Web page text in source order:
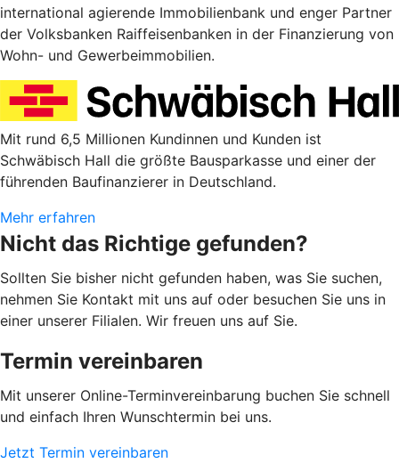
international agierende Immobilienbank und enger Partner
der Volksbanken Raiffeisenbanken in der Finanzierung von
Wohn- und Gewerbeimmobilien.
Mit rund 6,5 Millionen Kundinnen und Kunden ist
Schwäbisch Hall die größte Bausparkasse und einer der
führenden Baufinanzierer in Deutschland.
Mehr erfahren
Nicht das Richtige gefunden?
Sollten Sie bisher nicht gefunden haben, was Sie suchen,
nehmen Sie Kontakt mit uns auf oder besuchen Sie uns in
einer unserer Filialen. Wir freuen uns auf Sie.
Termin vereinbaren
Mit unserer Online-Terminvereinbarung buchen Sie schnell
und einfach Ihren Wunschtermin bei uns.
Jetzt Termin vereinbaren